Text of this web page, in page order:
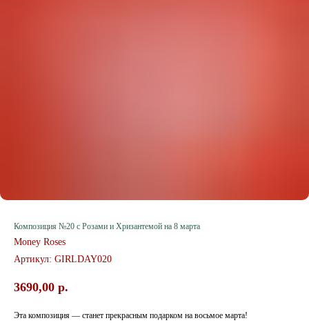
Композиция №20 с Розами и Хризантемой на 8 марта
Money Roses
Артикул: GIRLDAY020
3690,00 р.
Эта композиция — станет прекрасным подарком на восьмое марта!